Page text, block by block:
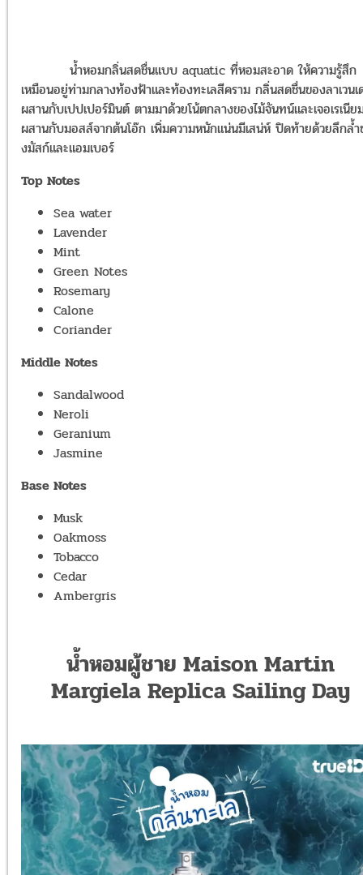
น้ำหอมกลิ่นสดชื่นแบบ aquatic ที่หอมสะอาด ให้ความรู้สึก
เหมือนอยู่ท่ามกลางท้องฟ้าและท้องทะเลสีคราม กลิ่นสดชื่นของลาเวนเ
ผสานกับเปปเปอร์มินต์ ตามมาด้วยโน้ตกลางของไม้จันทน์และเจอเรเนีย
ผสานกับมอสส์จากต้นโอ๊ก เพิ่มความหนักแน่นมีเสน่ห์ ปิดท้ายด้วยลึกล้
งมัสก์และแอมเบอร์
Top Notes
Sea water
Lavender
Mint
Green Notes
Rosemary
Calone
Coriander
Middle Notes
Sandalwood
Neroli
Geranium
Jasmine
Base Notes
Musk
Oakmoss
Tobacco
Cedar
Ambergris
น้ำหอมผู้ชาย Maison Martin
Margiela Replica Sailing Day